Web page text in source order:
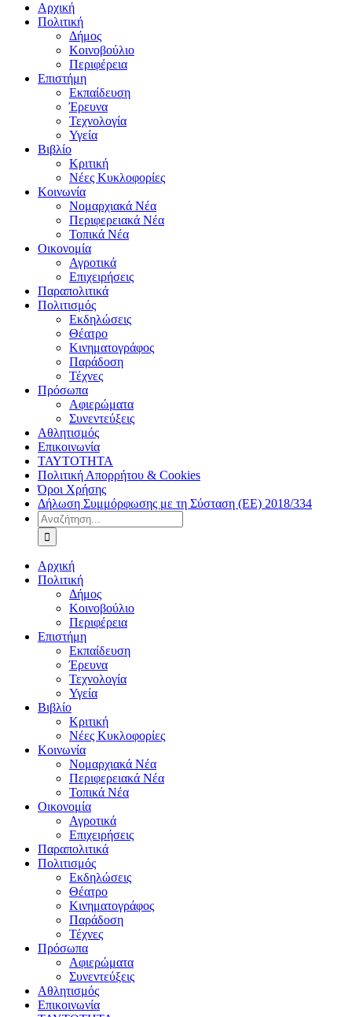
Αρχική
Πολιτική
Δήμος
Κοινοβούλιο
Περιφέρεια
Επιστήμη
Εκπαίδευση
Έρευνα
Τεχνολογία
Υγεία
Βιβλίο
Κριτική
Νέες Κυκλοφορίες
Κοινωνία
Νομαρχιακά Νέα
Περιφερειακά Νέα
Τοπικά Νέα
Οικονομία
Αγροτικά
Επιχειρήσεις
Παραπολιτικά
Πολιτισμός
Εκδηλώσεις
Θέατρο
Κινηματογράφος
Παράδοση
Τέχνες
Πρόσωπα
Αφιερώματα
Συνεντεύξεις
Αθλητισμός
Επικοινωνία
ΤΑΥΤΟΤΗΤΑ
Πολιτική Απορρήτου & Cookies
Όροι Χρήσης
Δήλωση Συμμόρφωσης με τη Σύσταση (ΕΕ) 2018/334
Αναζήτηση
για:
Αρχική
Πολιτική
Δήμος
Κοινοβούλιο
Περιφέρεια
Επιστήμη
Εκπαίδευση
Έρευνα
Τεχνολογία
Υγεία
Βιβλίο
Κριτική
Νέες Κυκλοφορίες
Κοινωνία
Νομαρχιακά Νέα
Περιφερειακά Νέα
Τοπικά Νέα
Οικονομία
Αγροτικά
Επιχειρήσεις
Παραπολιτικά
Πολιτισμός
Εκδηλώσεις
Θέατρο
Κινηματογράφος
Παράδοση
Τέχνες
Πρόσωπα
Αφιερώματα
Συνεντεύξεις
Αθλητισμός
Επικοινωνία